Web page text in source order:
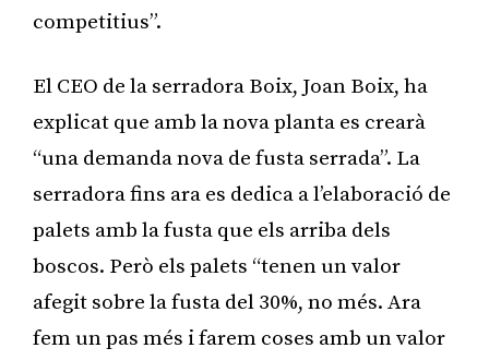
competitius”.
El CEO de la serradora Boix, Joan Boix, ha
explicat que amb la nova planta es crearà
“una demanda nova de fusta serrada”. La
serradora fins ara es dedica a l’elaboració de
palets amb la fusta que els arriba dels
boscos. Però els palets “tenen un valor
afegit sobre la fusta del 30%, no més. Ara
fem un pas més i farem coses amb un valor